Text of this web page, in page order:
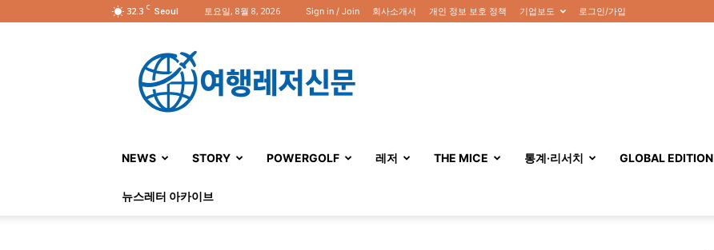
32.3 C Seoul 토요일, 8월 8, 2026 Sign in / Join 회사소개서 개인 정보 보호 정책 기업보도 로그인/가입
행
레
NEWS
STORY POWERGOLF 레저 THE MICE 통계·리서치 GLOBAL EDITION
뉴스레터 아카이브